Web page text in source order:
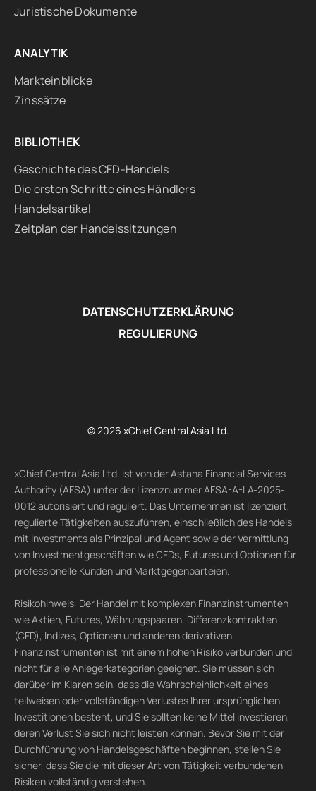
Juristische Dokumente
ANALYTIK
Markteinblicke
Zinssätze
BIBLIOTHEK
Geschichte des CFD-Handels
Die ersten Schritte eines Händlers
Handelsartikel
Zeitplan der Handelssitzungen
DATENSCHUTZERKLÄRUNG
REGULIERUNG
© 2026 xChief Central Asia Ltd.
xChief Central Asia Ltd. ist von der Astana Financial Services
Authority (AFSA) unter der Lizenznummer AFSA-A-LA-2025-
0012 autorisiert und reguliert. Das Unternehmen ist lizenziert,
regulierte Tätigkeiten auszuführen, einschließlich des Handels
mit Investments als Prinzipal und Agent sowie der Vermittlung
von Investmentgeschäften wie CFDs, Futures und Optionen für
professionelle Kunden und Marktgegenparteien.
Risikohinweis: Der Handel mit komplexen Finanzinstrumenten
wie Aktien, Futures, Währungspaaren, Differenzkontrakten
(CFD), Indizes, Optionen und anderen derivativen
Finanzinstrumenten ist mit einem hohen Risiko verbunden und
nicht für alle Anlegerkategorien geeignet. Sie müssen sich
darüber im Klaren sein, dass die Wahrscheinlichkeit eines
teilweisen oder vollständigen Verlustes Ihrer ursprünglichen
Investitionen besteht, und Sie sollten keine Mittel investieren,
deren Verlust Sie sich nicht leisten können. Bevor Sie mit der
Durchführung von Handelsgeschäften beginnen, stellen Sie
sicher, dass Sie die mit dieser Art von Tätigkeit verbundenen
Risiken vollständig verstehen.